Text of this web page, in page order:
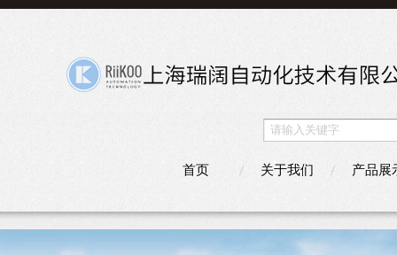
首页 关于我们 产品展